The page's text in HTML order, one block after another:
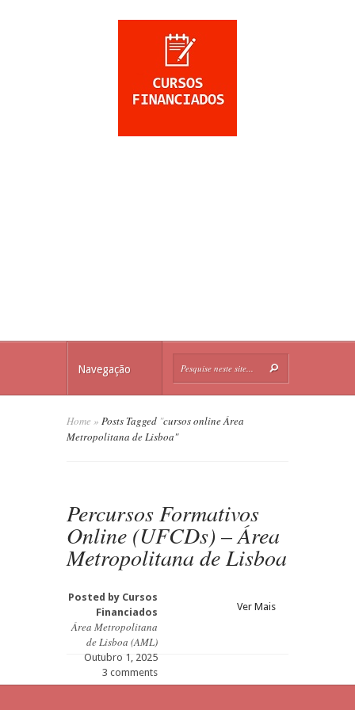
Navegação
Home » Posts Tagged "cursos online Área
Metropolitana de Lisboa"
Percursos Formativos
Online (UFCDs) – Área
Metropolitana de Lisboa
Posted by Cursos
Financiados
Área Metropolitana
de Lisboa (AML)
Outubro 1, 2025
3 comments
Ver Mais